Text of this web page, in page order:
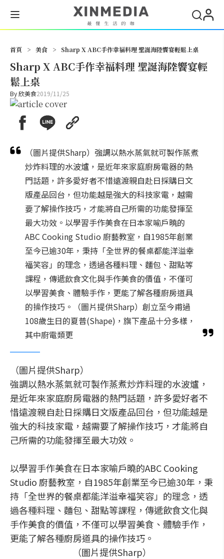
首頁 > 美食 > Sharp X ABC手作幸福料理 聖誕海陸饗宴輕鬆上桌
Sharp X ABC手作幸福料理 聖誕海陸饗宴輕
鬆上桌
By欣美食2019/11/25
（圖片提供Sharp）強調以熱水蒸氣就可製作蒸煮
炒炸料理的水波爐，是近年來家庭廚房電器的熱
門話題，許多愛好者不惜遠渡親自赴日採購日文
版產品回台，但功能越是強大的科技家電，越需
要了解操作技巧，才能將自己所需的功能發揮至
最大功效。以學習手作美食在日本家喻戶曉的
ABC Cooking Studio 廚藝教室，自1985年創業
至今已逾30年，秉持「全世界的餐桌都能洋溢幸
福笑容」的理念，透過各種料理、麵包、甜點等
課程，傳遞飲食文化與手作美食的價值，不僅可
以學習美食、體驗手作，更能了解各種廚房道具
的操作技巧。（圖片提供Sharp）創立至今甫過
108歲生日的夏普(Shape)，旗下產品十分多樣，
其中廚電類更
（圖片提供Sharp）
強調以熱水蒸氣就可製作蒸煮炒炸料理的水波爐，
是近年來家庭廚房電器的熱門話題，許多愛好者不
惜遠渡親自赴日採購日文版產品回台，但功能越是
強大的科技家電，越需要了解操作技巧，才能將自
己所需的功能發揮至最大功效。
以學習手作美食在日本家喻戶曉的ABC Cooking
Studio 廚藝教室，自1985年創業至今已逾30年，秉
持「全世界的餐桌都能洋溢幸福笑容」的理念，透
過各種料理、麵包、甜點等課程，傳遞飲食文化與
手作美食的價值，不僅可以學習美食、體驗手作，
更能了解各種廚房道具的操作技巧。
（圖片提供Sharp）